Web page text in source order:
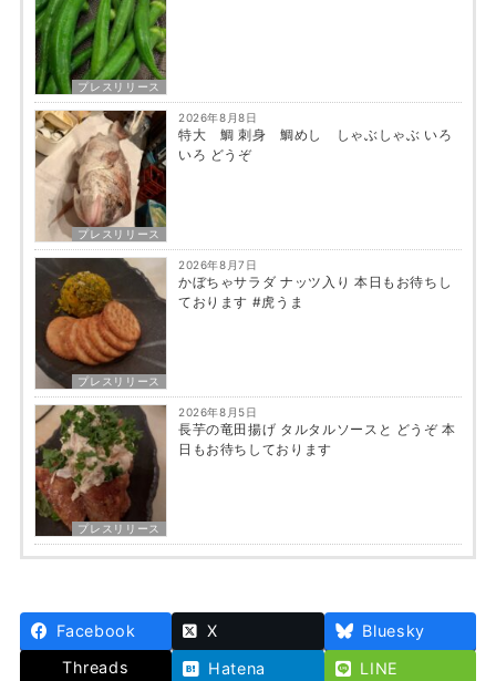
プレスリリース
プレスリリース
2026年8月8日
特大 鯛 刺身 鯛めし しゃぶしゃぶ いろ
いろ どうぞ
プレスリリース
2026年8月7日
かぼちゃサラダ ナッツ入り 本日もお待ちし
ております #虎うま
プレスリリース
2026年8月5日
長芋の竜田揚げ タルタルソースと どうぞ 本
日もお待ちしております
Facebook X
Bluesky
Threads
Hatena LINE